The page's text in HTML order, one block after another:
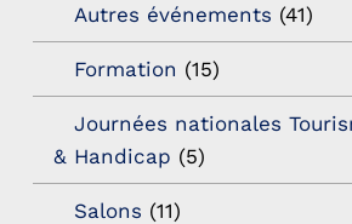
Autres événements (41)
Formation (15)
Journées nationales
& Handicap (5)
Salons (11)